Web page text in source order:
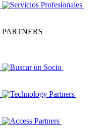
Servicios Profesionales
PARTNERS
Buscar un Socio
Technology Partners
Access Partners